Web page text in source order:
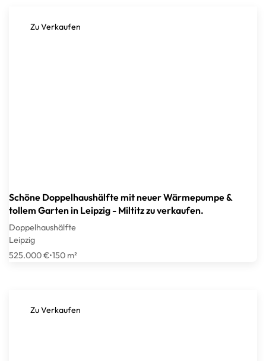
Zu Verkaufen
Schöne Doppelhaushälfte mit neuer Wärmepumpe &
tollem Garten in Leipzig - Miltitz zu verkaufen.
Doppelhaushälfte
Leipzig
525.000 €•150 m²
Zu Verkaufen